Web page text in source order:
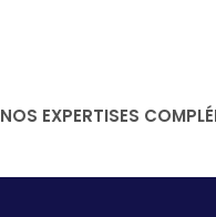
NOS EXPERTISES